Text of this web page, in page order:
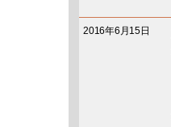
2016年6月15日